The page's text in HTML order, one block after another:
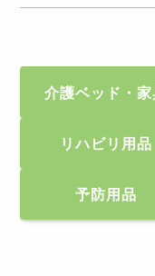
介護ベッド・家
リハビリ用品
予防用品